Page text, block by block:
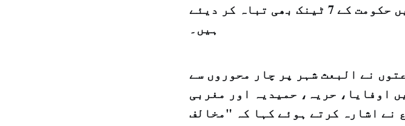
مخالف جماعتوں نے درعا کے مضافات میں حکومت کے 7 ٹینک بھی تباہ کر دیئے
ہیں۔
نے البعث شہر پر چار محوروں سے
اوفایا، حریہ، حمیدیہ اور مغربی
نے اشارہ کرتے ہوئے کہا کہ "مخالف